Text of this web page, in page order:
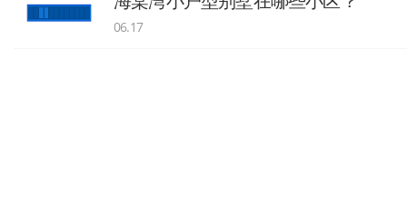
06.17